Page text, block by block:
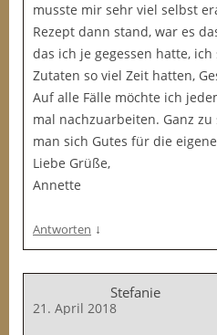
musste mir sehr viel selbst
Rezept dann stand, war es
das ich je gegessen hatte,
Zutaten so viel Zeit hatten,
Auf alle Fälle möchte ich
mal nachzuarbeiten. Ganz
man sich Gutes für die
Liebe Grüße,
Annette
Antworten ↓
Stefanie
21. April 2018